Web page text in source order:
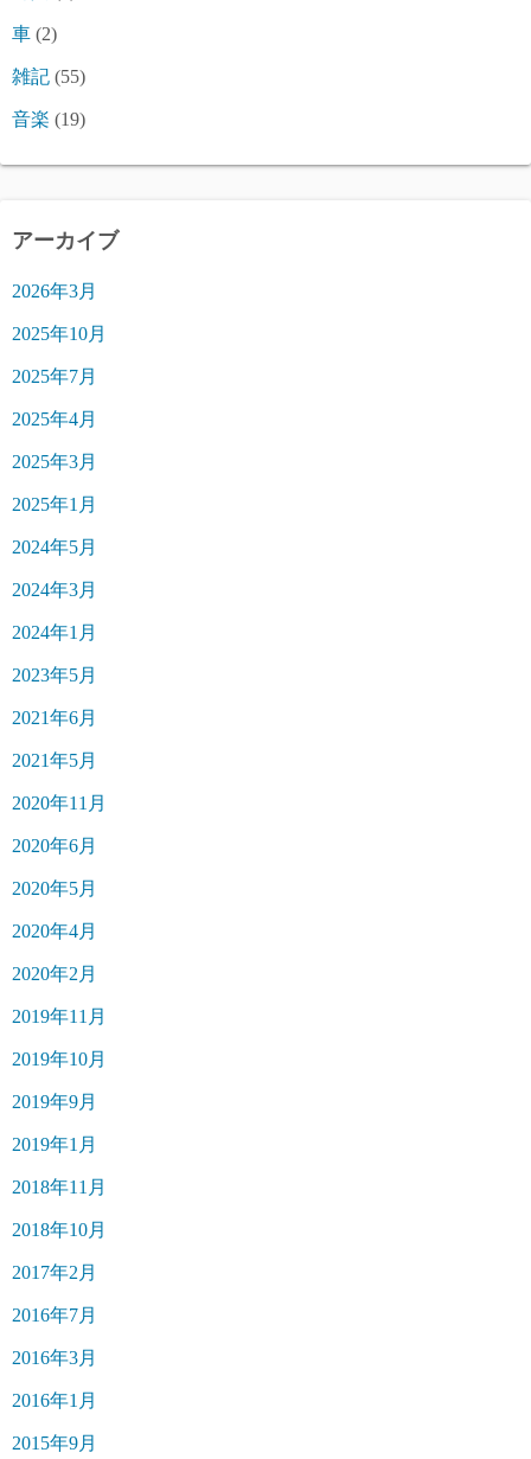
車 (2)
雑記 (55)
音楽 (19)
アーカイブ
2026年3月
2025年10月
2025年7月
2025年4月
2025年3月
2025年1月
2024年5月
2024年3月
2024年1月
2023年5月
2021年6月
2021年5月
2020年11月
2020年6月
2020年5月
2020年4月
2020年2月
2019年11月
2019年10月
2019年9月
2019年1月
2018年11月
2018年10月
2017年2月
2016年7月
2016年3月
2016年1月
2015年9月